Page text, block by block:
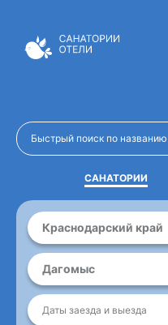
САНАТОРИИ
Краснодарский край
Дагомыс
Даты заезда и выезда